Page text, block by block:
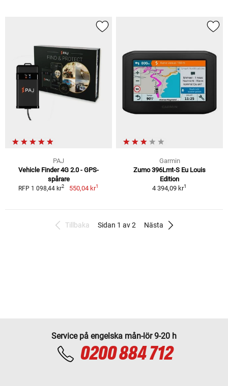
PAJ
Vehicle Finder 4G 2.0 - GPS-
spårare
RFP 1 098,44 kr2 550,04 kr1
Garmin
Zumo 396Lmt-S Eu Louis
Edition
4 394,09 kr1
Tillbaka Sidan 1 av 2 Nästa
Service på engelska mån-lör 9-20 h
0200 884 712